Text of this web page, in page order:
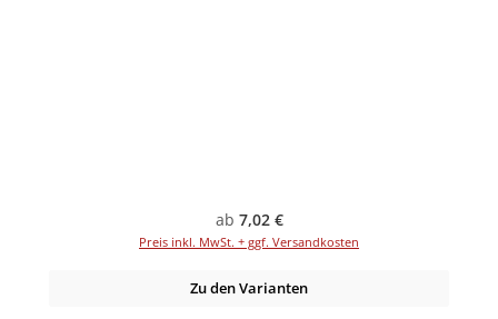
Regulärer Preis:
ab 7,02 €
Preis inkl. MwSt. + ggf. Versandkosten
Zu den Varianten